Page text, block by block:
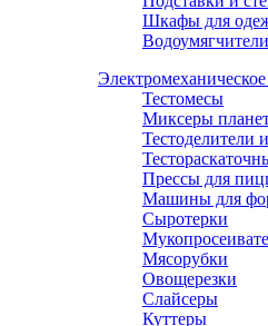
Шкафы для
Водоумягчители
Тестомесы
Миксеры
Тестоделители
Прессы для
Машины для
Сыротерки
Мясорубки
Овощерезки
Слайсеры
Куттеры